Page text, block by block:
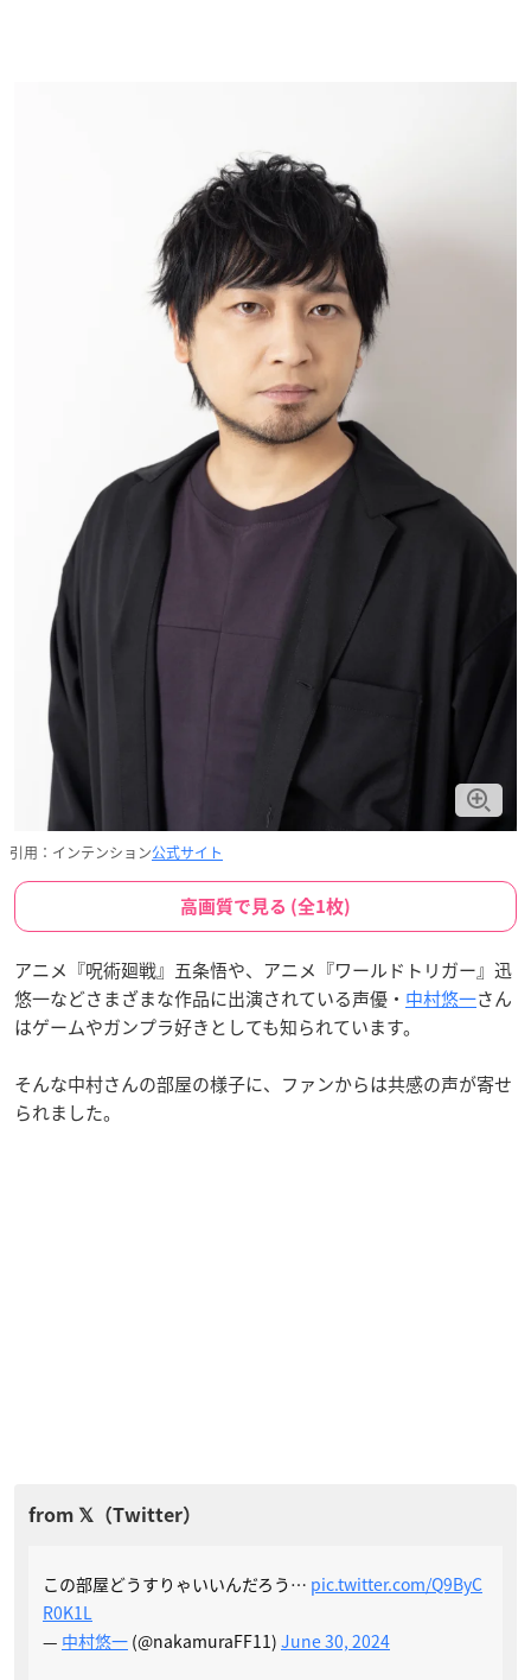
引用：インテンション公式サイト
高画質で見る (全1枚)
アニメ『呪術廻戦』五条悟や、アニメ『ワールドトリガー』迅
悠一などさまざまな作品に出演されている声優・ 中村悠一さん
はゲームやガンプラ好きとしても知られています。
そんな中村さんの部屋の様子に、ファンからは共感の声が寄せ
られました。
この部屋どうすりゃいいんだろう… pic.twitter.com/Q9ByC
R0K1L
— 中村悠一 (@nakamuraFF11) June 30, 2024